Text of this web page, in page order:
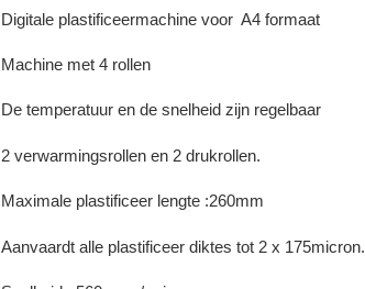
votre
panier
Digitale plastificeermachine voor A4 formaat
Machine met 4 rollen
De temperatuur en de snelheid zijn regelbaar
2 verwarmingsrollen en 2 drukrollen.
Maximale plastificeer lengte :260mm
Aanvaardt alle plastificeer diktes tot 2 x 175micron.